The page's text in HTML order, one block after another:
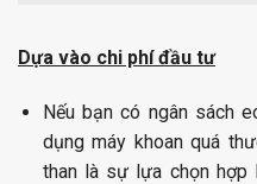
Dựa vào chi phí đầu tư
Nếu bạn có ngân sách
dụng máy khoan quá
than là sự lựa chọn hợp